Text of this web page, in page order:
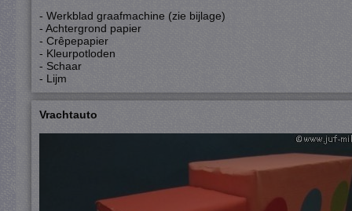
- Werkblad graafmachine (zie bijlage)
- Achtergrond papier
- Crêpepapier
- Kleurpotloden
- Schaar
- Lijm
Vrachtauto